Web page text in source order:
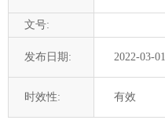
文号:
发布日期: 2022-03-01
时效性: 有效